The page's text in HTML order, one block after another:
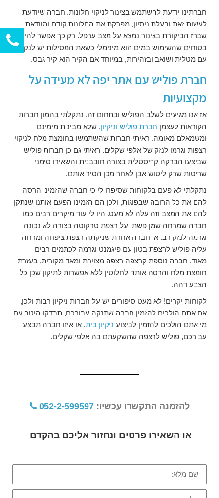
חברתינו יודעת להשתמש בצינור לניקוי חלונות. חברה שיודעת
לעשות זאת ובעלת ניסיון, מפרקת את החלונות קודם ומוודאת
שברז הביקורת בצינור נמצא על מצב ערפל. רק כך אפשר להיות
בטוחים שהשימוש במים הוא מינימלי כשאת המסילות יש לנקות
עם מטלית ושואב ובזהירות, במיוחד אם הקיר הוא קיר גבס.
חברת פוליש עם אתר יפה לא מעידה על
מקצועיות
אז אנו מגיעים לשלב הפוליש ובתחום זה. נתקלתי בהמון חברות
הקוראות לעצמן חברת פוליש וניקיון, שלא מבינות מימינם
ומשמאלם מאומה. ראיתי חברות שהשתמשו בחומצת מלח לניקוי
רצפות וגרמו לנזק של אלפי שקלים. ראיתי גם כן חברות פוליש
שביצעו הברקה קריסטלית בצורה חובבנית והשאירו סימני
שריטות שרק ליטוש אבן לאחר מכן הסיר אותם.
נתקלתי לא פעם בלקוחות שסיפרו לי כי חברה שהזמינו הרסה
להם את כל הרובה שבפוגות, ולכן הם הזמינו הפעם אותנו שנתקן
להם את המצב וזה עלה לא מעט. היו לי עוד מיקרים רבים כמו
חברה שמרחה שמן פשתן על רצפת טרקוטה בצורה לא נכונה
וגרמה לנזק רב. או חברה אחרת שניקתה רצפת ציפחה ומרחה
עליה פוליש לרצפת בטון עם פיגמנט וגרמה לכתמים רבים
מאוד. חברה נוספת קרצפה רצפה מצוירת ומאד מקורית, בעזרת
חומצת מלח והרסה אותה לחלוטין ללא אפשרות לתיקון שכן כל
הצבע דהה.
לקוחות יקרים! לא מעט סיפורים יש על חברות ניקיון רבות ולכן,
אם אתם הולכים להזמין חברה שתנקה עבורכם, תבדקו היטב עם
מי אתם הולכים להזמין לביצוע ניקיון בית. או איזו חברה תבצע
עבורכם, פוליש לרצפה שהשקעתם בה אלפי שקלים.
להזמנה התקשרו עכשיו: 052-2-599597
או השאירו פרטים ונחזור אליכם בהקדם
שם
מלא:
טלפון: